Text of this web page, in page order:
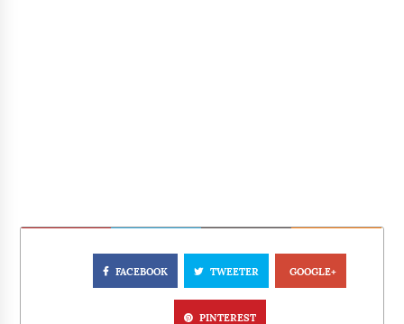
FACEBOOK TWEETER GOOGLE+
PINTEREST